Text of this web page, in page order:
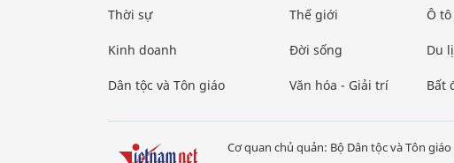
Thời sự
Kinh doanh
Dân tộc và Tôn giáo
Thế giới
Đời sống
Văn hóa - Giải trí
Ô
Du
Bất
Cơ quan chủ quản: Bộ Dân tộc và Tôn giáo